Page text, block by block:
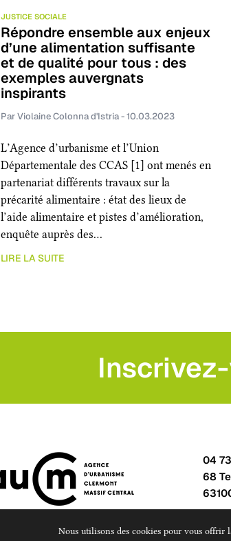
JUSTICE SOCIALE
Répondre ensemble aux enjeux
d’une alimentation suffisante
et de qualité pour tous : des
exemples auvergnats
inspirants
Par Violaine Colonna d'Istria - 10.03.2023
L’Agence d’urbanisme et l’Union
Départementale des CCAS [1] ont menés en
partenariat différents travaux sur la
précarité alimentaire : état des lieux de
l’aide alimentaire et pistes d’amélioration,
enquête auprès des…
LIRE LA SUITE
04
68
Nous utilisons des cookies pour vous offrir